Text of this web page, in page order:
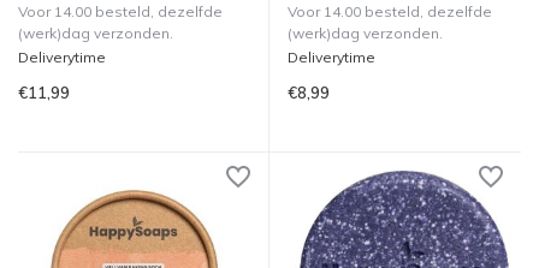
Voor 14.00 besteld, dezelfde
(werk)dag verzonden.
Deliverytime
€11,99
Voor 14.00 besteld, dezelfde
(werk)dag verzonden.
Deliverytime
€8,99